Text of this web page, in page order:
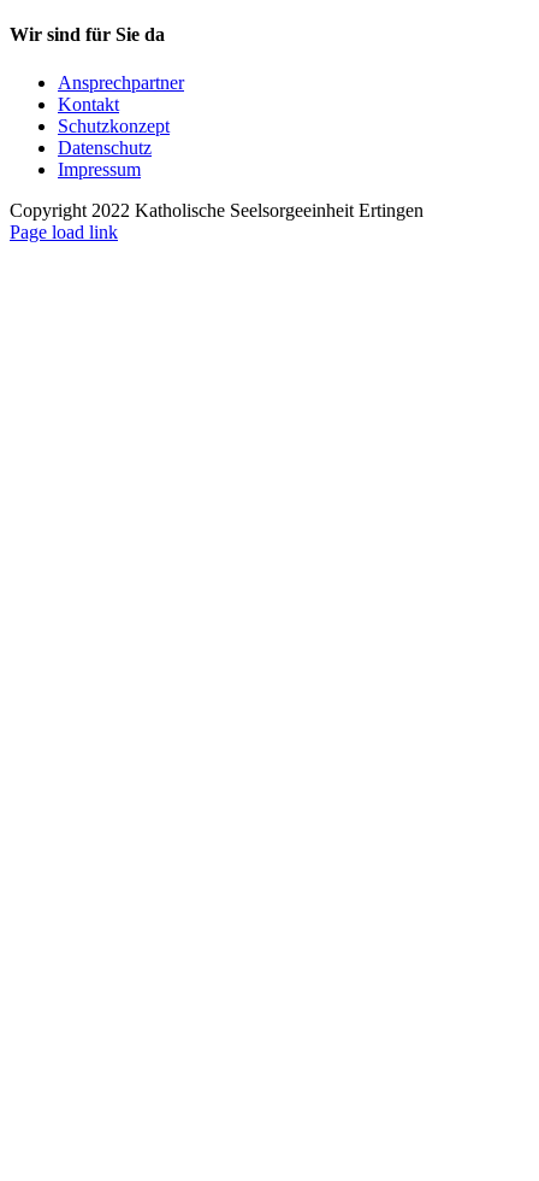
Wir sind für Sie da
Ansprechpartner
Kontakt
Schutzkonzept
Datenschutz
Impressum
Copyright 2022 Katholische Seelsorgeeinheit Ertingen
Page load link